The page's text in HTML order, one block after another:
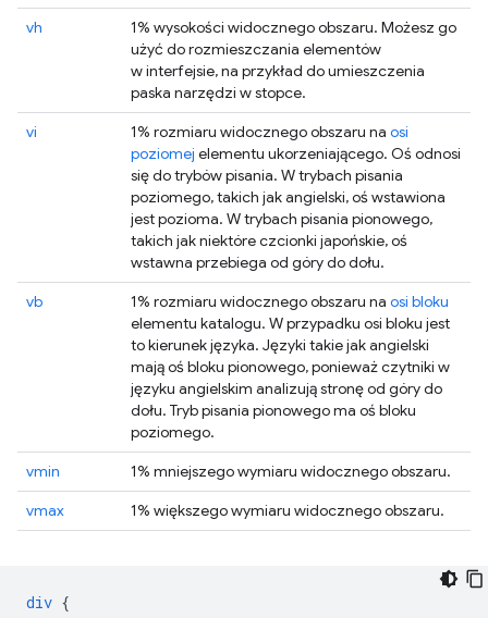
vh
1% wysokości widocznego obszaru. Możesz go
użyć do rozmieszczania elementów
w interfejsie, na przykład do umieszczenia
paska narzędzi w stopce.
vi
1% rozmiaru widocznego obszaru na osi
poziomej elementu ukorzeniającego. Oś odnosi
się do trybów pisania. W trybach pisania
poziomego, takich jak angielski, oś wstawiona
jest pozioma. W trybach pisania pionowego,
takich jak niektóre czcionki japońskie, oś
wstawna przebiega od góry do dołu.
vb
1% rozmiaru widocznego obszaru na osi bloku
elementu katalogu. W przypadku osi bloku jest
to kierunek języka. Języki takie jak angielski
mają oś bloku pionowego, ponieważ czytniki w
języku angielskim analizują stronę od góry do
dołu. Tryb pisania pionowego ma oś bloku
poziomego.
vmin
1% mniejszego wymiaru widocznego obszaru.
vmax
1% większego wymiaru widocznego obszaru.
div {